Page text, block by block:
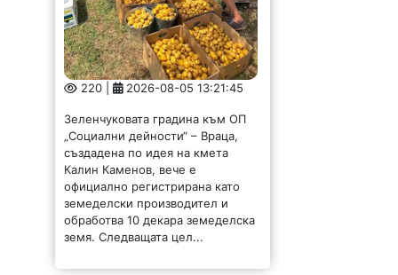
220 | 2026-08-05 13:21:45
Зеленчуковата градина към ОП
„Социални дейности“ – Враца,
създадена по идея на кмета
Калин Каменов, вече е
официално регистрирана като
земеделски производител и
обработва 10 декара земеделска
земя. Следващата цел...